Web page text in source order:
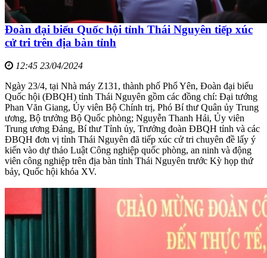
Đoàn đại biểu Quốc hội tỉnh Thái Nguyên tiếp xúc
cử tri trên địa bàn tỉnh
12:45 23/04/2024
Ngày 23/4, tại Nhà máy Z131, thành phố Phổ Yên, Đoàn đại biểu
Quốc hội (ĐBQH) tỉnh Thái Nguyên gồm các đồng chí: Đại tướng
Phan Văn Giang, Ủy viên Bộ Chính trị, Phó Bí thư Quân ủy Trung
ương, Bộ trưởng Bộ Quốc phòng; Nguyễn Thanh Hải, Ủy viên
Trung ương Đảng, Bí thư Tỉnh ủy, Trưởng đoàn ĐBQH tỉnh và các
ĐBQH đơn vị tỉnh Thái Nguyên đã tiếp xúc cử tri chuyên đề lấy ý
kiến vào dự thảo Luật Công nghiệp quốc phòng, an ninh và động
viên công nghiệp trên địa bàn tỉnh Thái Nguyên trước Kỳ họp thứ
bảy, Quốc hội khóa XV.